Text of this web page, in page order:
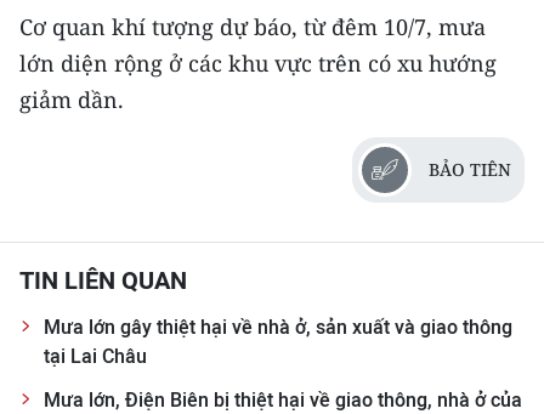
Cơ quan khí tượng dự báo, từ đêm 10/7, mưa
lớn diện rộng ở các khu vực trên có xu hướng
giảm dần.
BẢO TIÊN
TIN LIÊN QUAN
Mưa lớn gây thiệt hại về nhà ở, sản xuất và giao thông
tại Lai Châu
Mưa lớn, Điện Biên bị thiệt hại về giao thông, nhà ở của